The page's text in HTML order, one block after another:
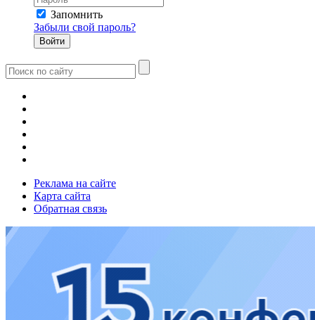
Запомнить
Забыли свой пароль?
Реклама на сайте
Карта сайта
Обратная связь